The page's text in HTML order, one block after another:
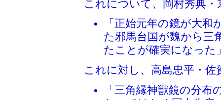
これについて、岡村秀典・
「正始元年の鏡が大
た邪馬台国が魏から三
たことが確実になった
これに対し、高島忠平・佐
「三角縁神獣鏡の分